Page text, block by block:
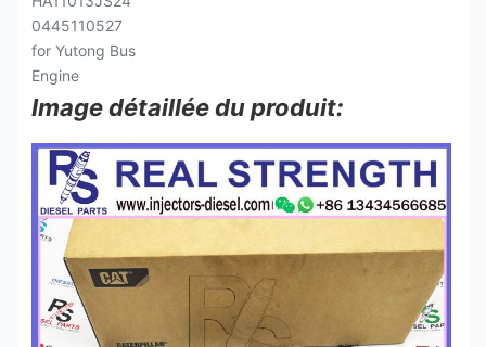
Image détaillée du produit: